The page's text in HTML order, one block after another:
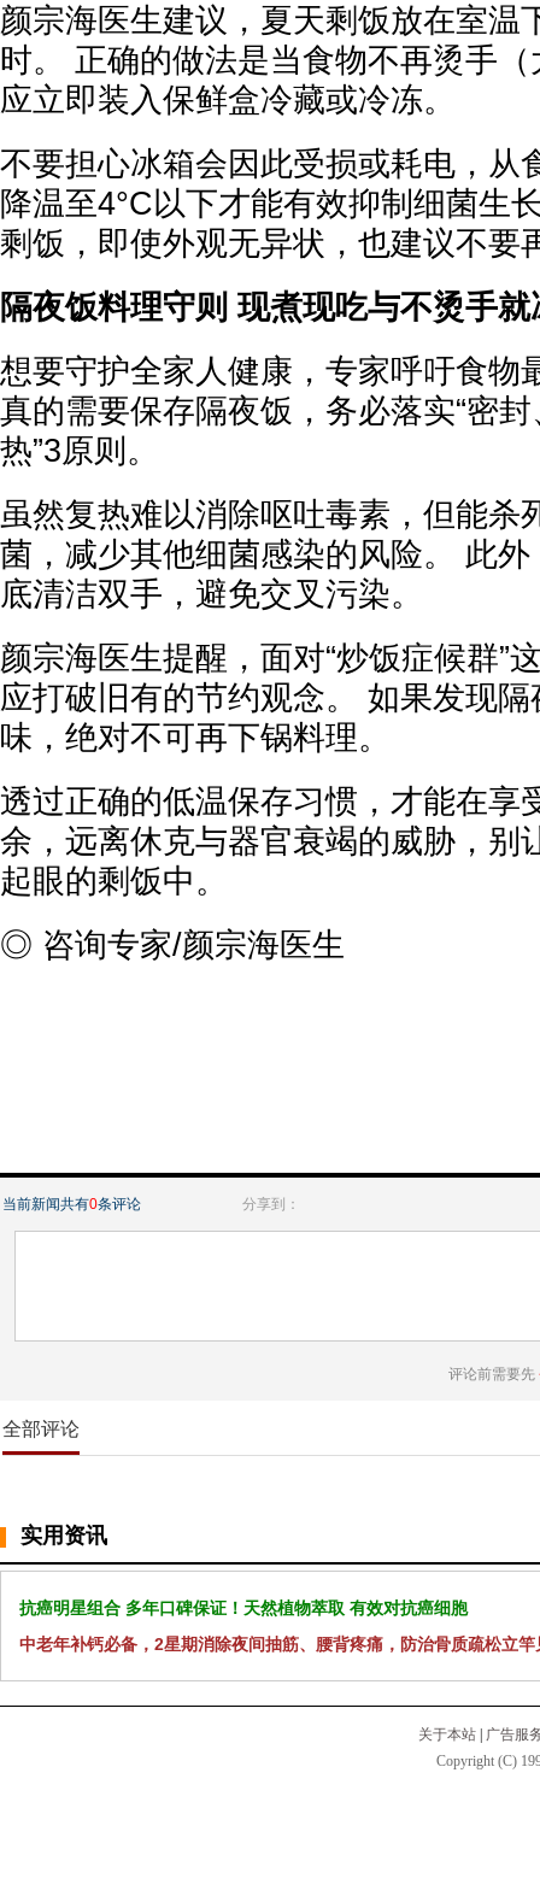
颜宗海医生建议，夏天剩饭放在室温
时。 正确的做法是当食物不再烫手
应立即装入保鲜盒冷藏或冷冻。
不要担心冰箱会因此受损或耗电，从
降温至4°C以下才能有效抑制细菌生
剩饭，即使外观无异状，也建议不要
隔夜饭料理守则 现煮现吃与不烫手
想要守护全家人健康，专家呼吁食物
真的需要保存隔夜饭，务必落实“密
热”3原则。
虽然复热难以消除呕吐毒素，但能杀
菌，减少其他细菌感染的风险。 此
底清洁双手，避免交叉污染。
颜宗海医生提醒，面对“炒饭症候群”
应打破旧有的节约观念。 如果发现
味，绝对不可再下锅料理。
透过正确的低温保存习惯，才能在享
余，远离休克与器官衰竭的威胁，别
起眼的剩饭中。
◎ 咨询专家/颜宗海医生
当前新闻共有0条评论 分享到：
评论前需要先
全部评论
实用资讯
抗癌明星组合 多年口碑保证！天然植物萃取 有效对抗癌细胞
中老年补钙必备，2星期消除夜间抽筋、腰背疼痛，防治骨质疏松立竿
关于本站 | 广告服
Copyright (C)